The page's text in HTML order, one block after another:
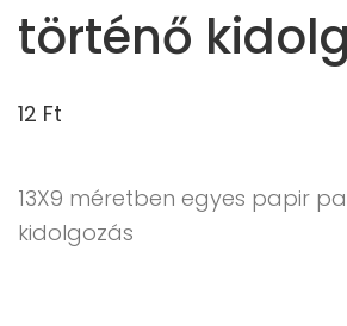
történő
12 Ft
13X9 méretben egyes papir
kidolgozás